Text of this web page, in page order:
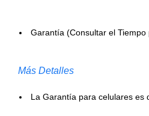
Garantía (Consultar el Tiempo
Más Detalles
La Garantía para celulares es